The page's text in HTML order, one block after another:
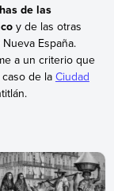
de las
y de las otras
España.
a un criterio que
de la Ciudad